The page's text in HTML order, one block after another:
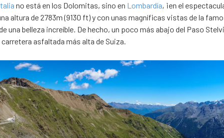
no está en los Dolomitas, sino en Lombardía, ¡en el
altura de 2783m (9130 ft) y con unas magníficas vistas de la
una belleza increíble. De hecho, un poco más abajo del Paso
carretera asfaltada más alta de Suiza.